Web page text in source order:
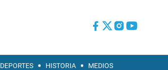
DEPORTES HISTORIA MEDIOS